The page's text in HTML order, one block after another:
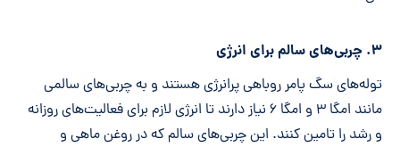
۳. چربی‌های سالم برای انرژی
توله‌های سگ پامر روباهی پرانرژی هستند و به چربی‌های سالمی
مانند امگا ۳ و امگا ۶ نیاز دارند تا انرژی لازم برای فعالیت‌های روزانه
و رشد را تامین کنند. این چربی‌های سالم که در روغن ماهی و